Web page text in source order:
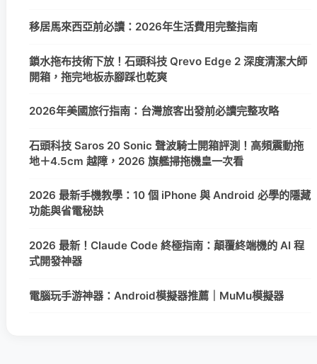
移居馬來西亞前必讀：2026年生活費用完整指南
鎖水拖布技術下放！石頭科技 Qrevo Edge 2 深度清潔大師
開箱，拖完地板赤腳踩也乾爽
2026年美國旅行指南：台灣旅客出發前必讀完整攻略
石頭科技 Saros 20 Sonic 聲波騎士開箱評測！高頻震動拖
地＋4.5cm 越障，2026 旗艦掃拖機皇一次看
2026 最新手機教學：10 個 iPhone 與 Android 必學的隱藏
功能與省電秘訣
2026 最新！Claude Code 終極指南：顛覆終端機的 AI 程
式開發神器
電腦玩手游神器：Android模擬器推薦｜MuMu模擬器